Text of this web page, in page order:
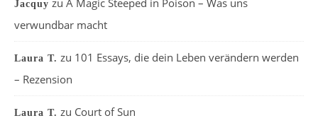
Jacquy zu A Magic Steeped in Poison – Was uns
verwundbar macht
Laura T. zu 101 Essays, die dein Leben verändern werden
– Rezension
Laura T. zu Court of Sun